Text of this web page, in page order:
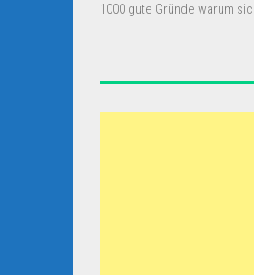
1000 gute Gründe warum